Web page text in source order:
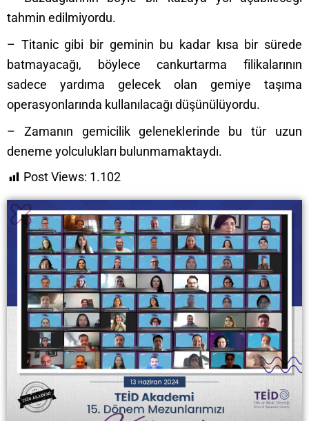
tahmin edilmiyordu.
– Titanic gibi bir geminin bu kadar kısa bir sürede
batmayacağı, böylece cankurtarma filikalarının
sadece yardıma gelecek olan gemiye taşıma
operasyonlarında kullanılacağı düşünülüyordu.
– Zamanın gemicilik geleneklerinde bu tür uzun
deneme yolculukları bulunmamaktaydı.
Post Views: 1.102